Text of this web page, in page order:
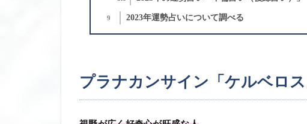
9 2023年運勢占いについて調べる
プラナカンサイン「ケルベロ